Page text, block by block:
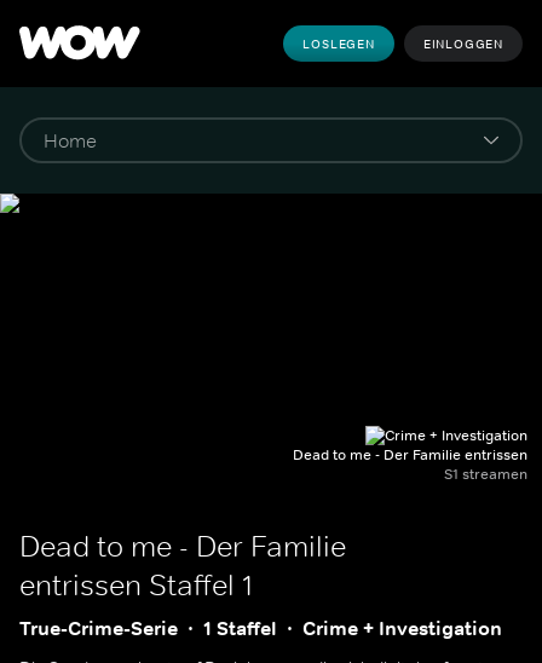
LOSLEGEN EINLOGGEN
Dead to me - Der Familie entrissen
S1 streamen
Dead to me - Der Familie
entrissen Staffel 1
True-Crime-Serie 1 Staffel Crime + Investigation